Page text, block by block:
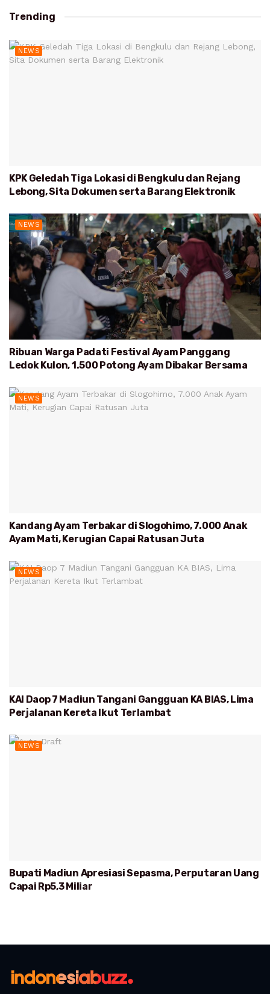
Trending
NEWS
KPK Geledah Tiga Lokasi di Bengkulu dan Rejang
Lebong, Sita Dokumen serta Barang Elektronik
NEWS
Ribuan Warga Padati Festival Ayam Panggang
Ledok Kulon, 1.500 Potong Ayam Dibakar Bersama
NEWS
Kandang Ayam Terbakar di Slogohimo, 7.000 Anak
Ayam Mati, Kerugian Capai Ratusan Juta
NEWS
KAI Daop 7 Madiun Tangani Gangguan KA BIAS, Lima
Perjalanan Kereta Ikut Terlambat
NEWS
Bupati Madiun Apresiasi Sepasma, Perputaran Uang
Capai Rp5,3 Miliar